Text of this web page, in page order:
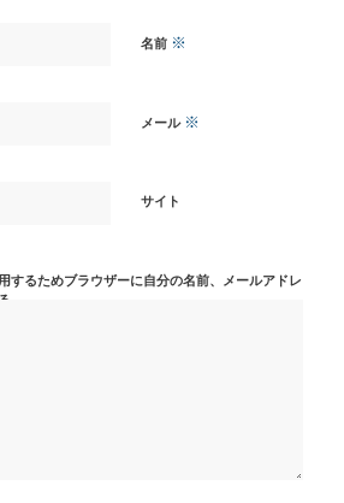
名前 ※
メール ※
サイト
するためブラウザーに自分の名前、メールアドレ
。